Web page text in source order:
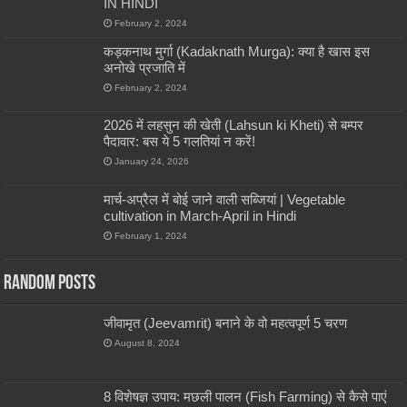
IN HINDI
February 2, 2024
कड़कनाथ मुर्गा (Kadaknath Murga): क्या है खास इस
अनोखे प्रजाति में
February 2, 2024
2026 में लहसुन की खेती (Lahsun ki Kheti) से बम्पर
पैदावार: बस ये 5 गलतियां न करें!
January 24, 2026
मार्च-अप्रैल में बोई जाने वाली सब्जियां | Vegetable
cultivation in March-April in Hindi
February 1, 2024
Random Posts
जीवामृत (Jeevamrit) बनाने के वो महत्वपूर्ण 5 चरण
August 8, 2024
8 विशेषज्ञ उपाय: मछली पालन (Fish Farming) से कैसे पाएं